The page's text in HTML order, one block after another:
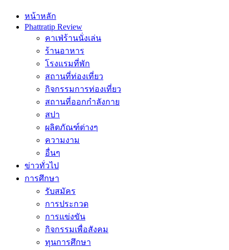
หน้าหลัก
Phattratip Review
คาเฟ่ร้านนั่งเล่น
ร้านอาหาร
โรงแรมที่พัก
สถานที่ท่องเที่ยว
กิจกรรมการท่องเที่ยว
สถานที่ออกกำลังกาย
สปา
ผลิตภัณฑ์ต่างๆ
ความงาม
อื่นๆ
ข่าวทั่วไป
การศึกษา
รับสมัคร
การประกวด
การแข่งขัน
กิจกรรมเพื่อสังคม
ทุนการศึกษา